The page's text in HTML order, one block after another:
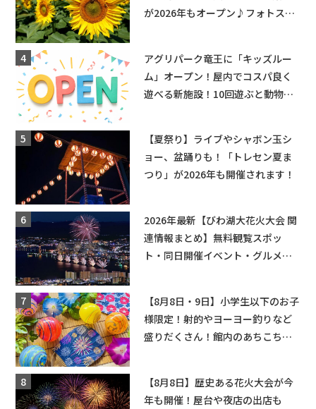
が2026年もオープン♪フォトスポ
アグリパーク竜王に「キッズルー
ム」オープン！屋内でコスパ良く
遊べる新施設！10回遊ぶと動物触
【夏祭り】ライブやシャボン玉シ
ョー、盆踊りも！「トレセン夏ま
つり」が2026年も開催されます！
2026年最新【びわ湖大花火大会 関
連情報まとめ】無料観覧スポッ
ト・同日開催イベント・グルメマ
【8月8日・9日】小学生以下のお子
様限定！射的やヨーヨー釣りなど
盛りだくさん！館内のあちこちに
【8月8日】歴史ある花火大会が今
年も開催！屋台や夜店の出店も